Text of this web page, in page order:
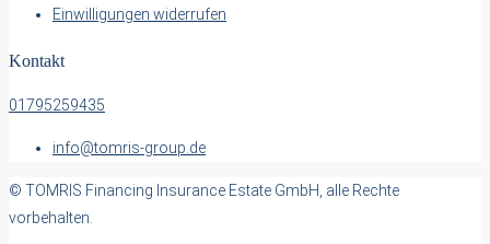
Einwilligungen widerrufen
Kontakt
01795259435
info@tomris-group.de
© TOMRIS Financing Insurance Estate GmbH, alle Rechte
vorbehalten.